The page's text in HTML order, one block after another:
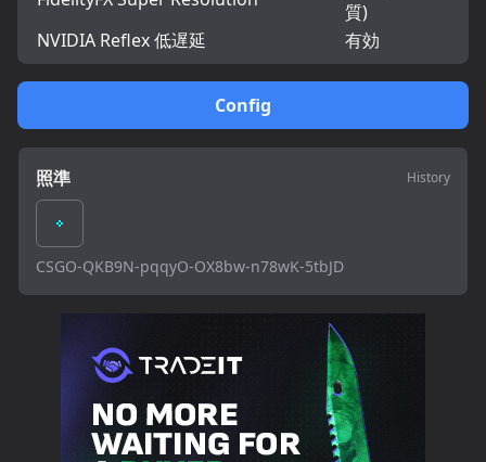
Config
照準 History
CSGO-QKB9N-pqqyO-OX8bw-n78wK-5tbJD
質)
NVIDIA Reflex 低遅延
有効